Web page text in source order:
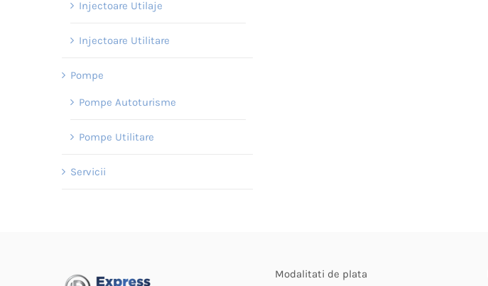
Injectoare Utilaje
Injectoare Utilitare
Pompe
Pompe Autoturisme
Pompe Utilitare
Servicii
Modalitati de plata